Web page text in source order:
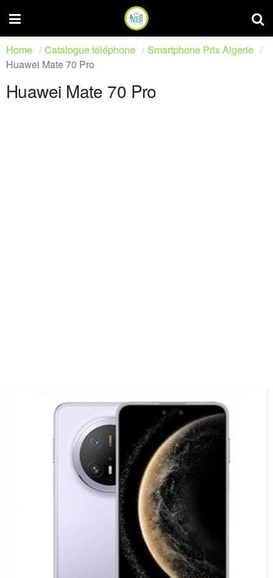
Home Catalogue téléphone
Smartphone Prix Algerie
Huawei Mate 70 Pro
Huawei Mate 70 Pro